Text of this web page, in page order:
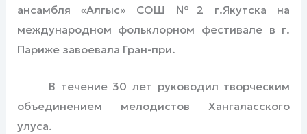
ансамбля «Алгыс» СОШ №2 г.Якутска на
международном фольклорном фестивале в г.
Париже завоевала Гран-при.
В течение 30 лет руководил творческим
объединением мелодистов Хангаласского
улуса.